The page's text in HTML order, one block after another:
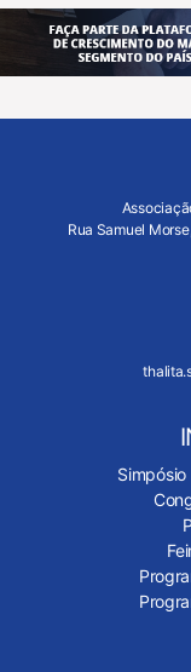
Rua Samuel